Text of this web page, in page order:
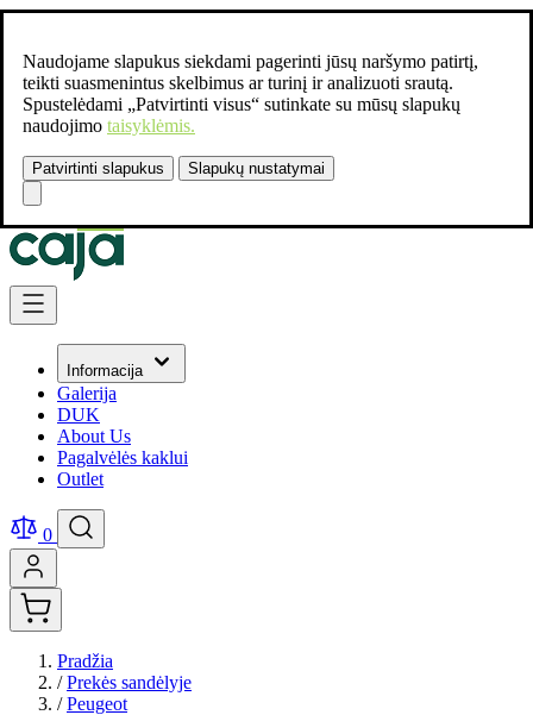
Naudojame slapukus siekdami pagerinti jūsų naršymo patirtį,
teikti suasmenintus skelbimus ar turinį ir analizuoti srautą.
Spustelėdami „Patvirtinti visus“ sutinkate su mūsų slapukų
naudojimo taisyklėmis.
Patvirtinti slapukus Slapukų nustatymai
Susisiekite:
Skip to Content
Informacija
Galerija
DUK
About Us
Pagalvėlės kaklui
Outlet
0
Pradžia
/ Prekės sandėlyje
/ Peugeot